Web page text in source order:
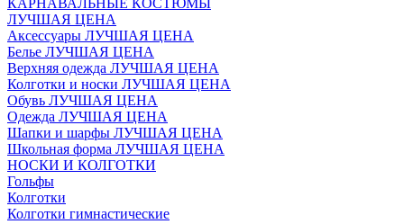
КАРНАВАЛЬНЫЕ КОСТЮМЫ
ЛУЧШАЯ ЦЕНА
Аксессуары ЛУЧШАЯ ЦЕНА
Белье ЛУЧШАЯ ЦЕНА
Верхняя одежда ЛУЧШАЯ ЦЕНА
Колготки и носки ЛУЧШАЯ ЦЕНА
Обувь ЛУЧШАЯ ЦЕНА
Одежда ЛУЧШАЯ ЦЕНА
Шапки и шарфы ЛУЧШАЯ ЦЕНА
Школьная форма ЛУЧШАЯ ЦЕНА
НОСКИ И КОЛГОТКИ
Гольфы
Колготки
Колготки гимнастические